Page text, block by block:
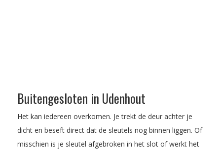
Buitengesloten in Udenhout
Het kan iedereen overkomen. Je trekt de deur achter je
dicht en beseft direct dat de sleutels nog binnen liggen. Of
misschien is je sleutel afgebroken in het slot of werkt het